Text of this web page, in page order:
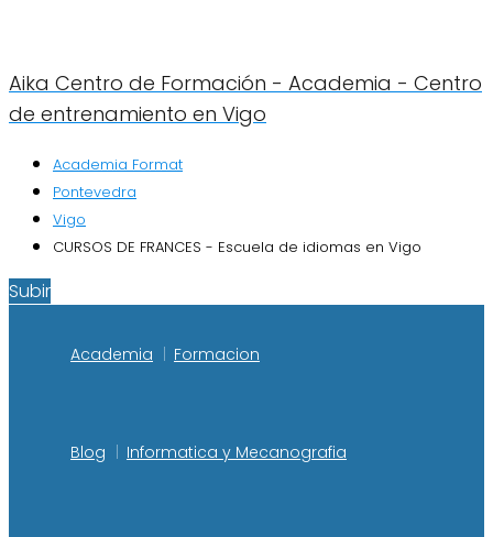
Aika Centro de Formación - Academia - Centro
de entrenamiento en Vigo
Academia Format
Pontevedra
Vigo
CURSOS DE FRANCES - Escuela de idiomas en Vigo
Subir
Academia Formacion
Blog Informatica y Mecanografia